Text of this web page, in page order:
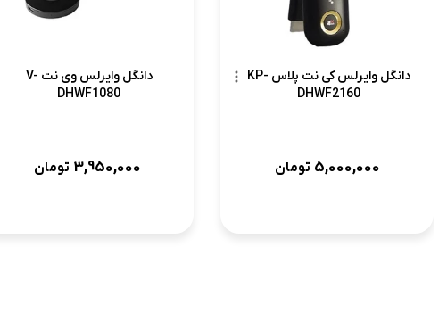
دانگل وایرلس کی نت پلاس KP-
DHWF2160
5,000,000 تومان
دانگل وایرلس وی نت V-
DHWF1080
3,950,000 تومان